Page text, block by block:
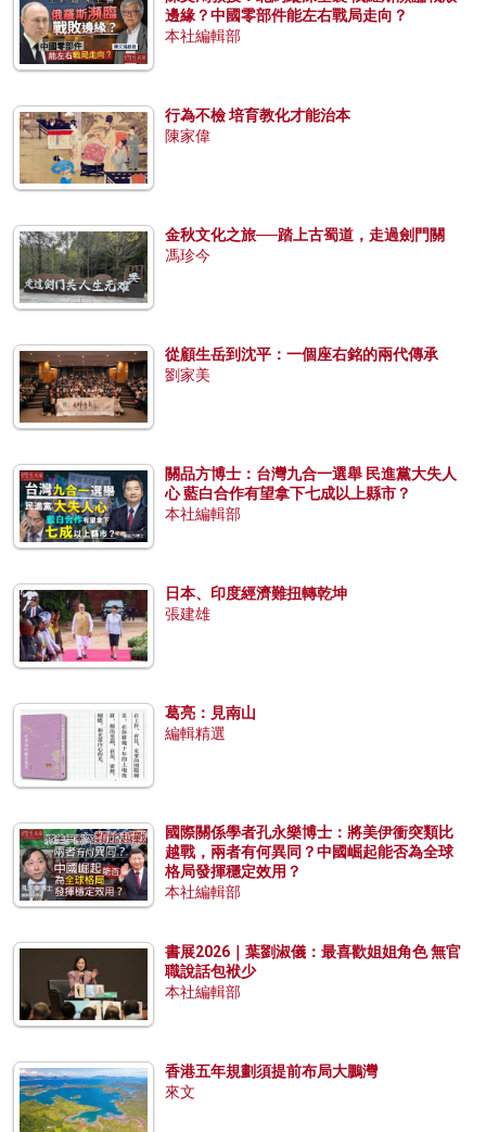
邊緣？中國零部件能左右戰局走向？
本社編輯部
行為不檢 培育教化才能治本
陳家偉
金秋文化之旅──踏上古蜀道，走過劍門關
馮珍今
從顧生岳到沈平：一個座右銘的兩代傳承
劉家美
關品方博士：台灣九合一選舉 民進黨大失人
心 藍白合作有望拿下七成以上縣市？
本社編輯部
日本、印度經濟難扭轉乾坤
張建雄
葛亮：見南山
編輯精選
國際關係學者孔永樂博士：將美伊衝突類比
越戰，兩者有何異同？中國崛起能否為全球
格局發揮穩定效用？
本社編輯部
書展2026｜葉劉淑儀：最喜歡姐姐角色 無官
職說話包袱少
本社編輯部
香港五年規劃須提前布局大鵬灣
來文